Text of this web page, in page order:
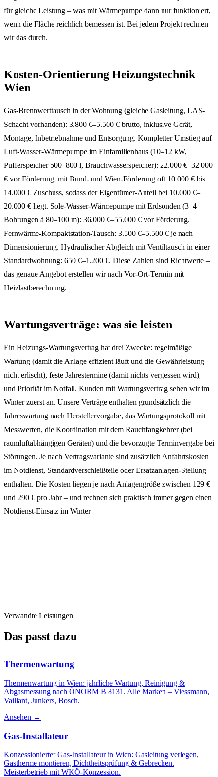
für gleiche Leistung – was mit Wärmepumpe dann nur funktioniert,
wenn die Fläche reichlich bemessen ist. Bei jedem Projekt rechnen
wir das durch.
Kosten-Orientierung Heizungstechnik
Wien
Gas-Brennwerttausch in der Wohnung (gleiche Gasleitung, LAS-
Schacht vorhanden): 3.800 €–5.500 € brutto, inklusive Gerät,
Montage, Inbetriebnahme und Entsorgung. Kompletter Umstieg auf
Luft-Wasser-Wärmepumpe im Einfamilienhaus (10–12 kW,
Pufferspeicher 500–800 l, Brauchwasserspeicher): 22.000 €–32.000
€ vor Förderung, mit Bund- und Wien-Förderung oft 10.000 € bis
14.000 € Zuschuss, sodass der Eigentümer-Anteil bei 10.000 €–
20.000 € liegt. Sole-Wasser-Wärmepumpe mit Erdsonden (3–4
Bohrungen à 80–100 m): 36.000 €–55.000 € vor Förderung.
Fernwärme-Kompaktstation-Tausch: 3.500 €–5.500 € je nach
Dimensionierung. Hydraulischer Abgleich mit Ventiltausch in einer
Standardwohnung: 650 €–1.200 €. Diese Zahlen sind Richtwerte –
das genaue Angebot erstellen wir nach Vor-Ort-Termin mit
Heizlastberechnung.
Wartungsverträge: was sie leisten
Ein Heizungs-Wartungsvertrag hat drei Zwecke: regelmäßige
Wartung (damit die Anlage effizient läuft und die Gewährleistung
nicht erlischt), feste Jahrestermine (damit nichts vergessen wird),
und Priorität im Notfall. Kunden mit Wartungsvertrag sehen wir im
Winter zuerst an. Unsere Verträge enthalten grundsätzlich die
Jahreswartung nach Herstellervorgabe, das Wartungsprotokoll mit
Messwerten, die Koordination mit dem Rauchfangkehrer (bei
raumluftabhängigen Geräten) und die bevorzugte Terminvergabe bei
Störungen. Je nach Vertragsvariante sind zusätzlich Anfahrtskosten
im Notdienst, Standardverschleißteile oder Ersatzanlagen-Stellung
enthalten. Die Kosten liegen je nach Anlagengröße zwischen 129 €
und 290 € pro Jahr – und rechnen sich praktisch immer gegen einen
Notdienst-Einsatz im Winter.
Verwandte Leistungen
Das passt dazu
Thermenwartung
Thermenwartung in Wien: jährliche Wartung, Reinigung &
Abgasmessung nach ÖNORM B 8131. Alle Marken – Viessmann,
Vaillant, Junkers, Bosch.
Ansehen →
Gas-Installateur
Konzessionierter Gas-Installateur in Wien: Gasleitung verlegen,
Gastherme montieren, Dichtheitsprüfung & Gebrechen.
Meisterbetrieb mit WKÖ-Konzession.